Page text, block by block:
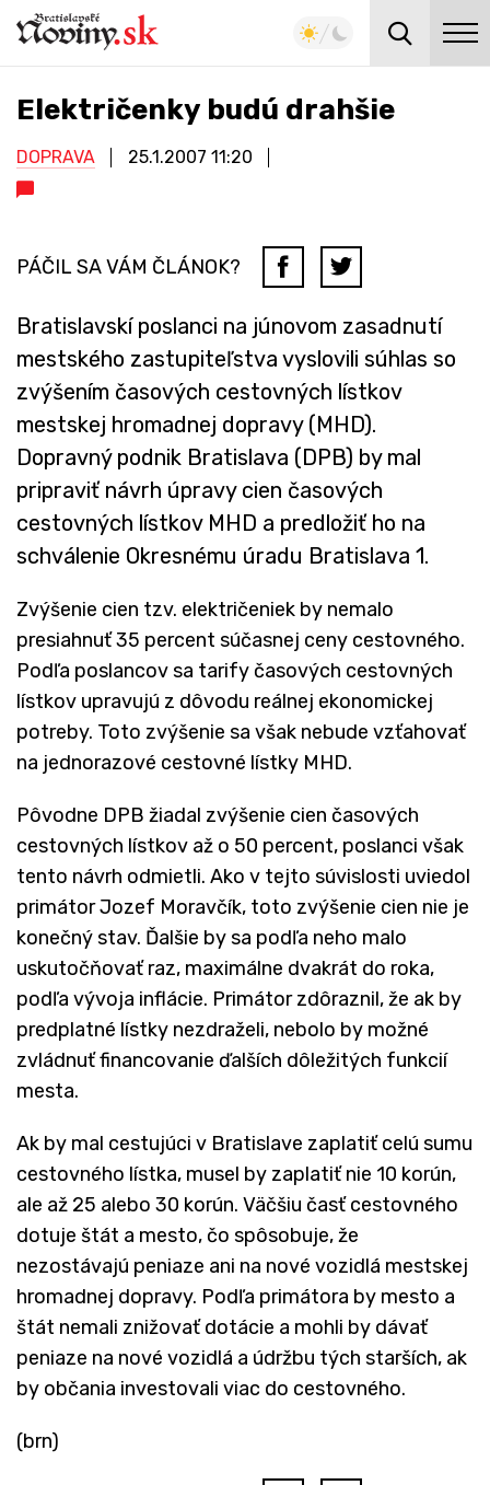
Električenky budú drahšie
DOPRAVA 25.1.2007 11:20
PÁČIL SA VÁM ČLÁNOK?
Bratislavskí poslanci na júnovom zasadnutí
mestského zastupiteľstva vyslovili súhlas so
zvýšením časových cestovných lístkov
mestskej hromadnej dopravy (MHD).
Dopravný podnik Bratislava (DPB) by mal
pripraviť návrh úpravy cien časových
cestovných lístkov MHD a predložiť ho na
schválenie Okresnému úradu Bratislava 1.
Zvýšenie cien tzv. električeniek by nemalo
presiahnuť 35 percent súčasnej ceny cestovného.
Podľa poslancov sa tarify časových cestovných
lístkov upravujú z dôvodu reálnej ekonomickej
potreby. Toto zvýšenie sa však nebude vzťahovať
na jednorazové cestovné lístky MHD.
Pôvodne DPB žiadal zvýšenie cien časových
cestovných lístkov až o 50 percent, poslanci však
tento návrh odmietli. Ako v tejto súvislosti uviedol
primátor Jozef Moravčík, toto zvýšenie cien nie je
konečný stav. Ďalšie by sa podľa neho malo
uskutočňovať raz, maximálne dvakrát do roka,
podľa vývoja inflácie. Primátor zdôraznil, že ak by
predplatné lístky nezdraželi, nebolo by možné
zvládnuť financovanie ďalších dôležitých funkcií
mesta.
Ak by mal cestujúci v Bratislave zaplatiť celú sumu
cestovného lístka, musel by zaplatiť nie 10 korún,
ale až 25 alebo 30 korún. Väčšiu časť cestovného
dotuje štát a mesto, čo spôsobuje, že
nezostávajú peniaze ani na nové vozidlá mestskej
hromadnej dopravy. Podľa primátora by mesto a
štát nemali znižovať dotácie a mohli by dávať
peniaze na nové vozidlá a údržbu tých starších, ak
by občania investovali viac do cestovného.
(brn)